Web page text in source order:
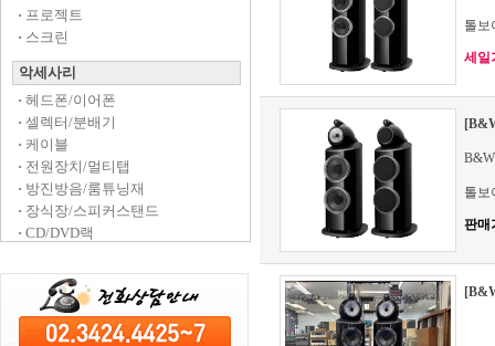
· 프로젝트
· 스크린
악세사리
· 헤드폰/이어폰
· 셀렉터/분배기
· 케이블
· 전원장치/멀티탭
· 방진방음/룸튜닝재
· 장식장/스피커스탠드
· CD/DVD랙
톨보
세일
톨보
판매